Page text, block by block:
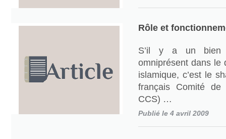
Rôle et
S’il y a un bien
omniprésent dans le
islamique, c’est le
français Comité de
CCS) …
Publié le 4 avril 2009